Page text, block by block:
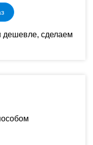
дешевле, сделаем